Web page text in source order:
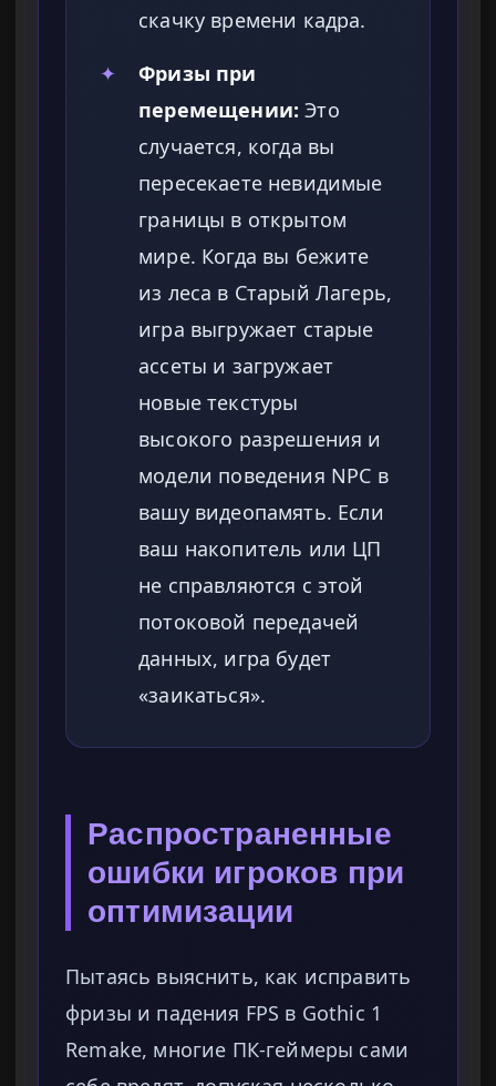
скачку времени кадра.
✦
Фризы при
перемещении: Это
случается, когда вы
пересекаете невидимые
границы в открытом
мире. Когда вы бежите
из леса в Старый Лагерь,
игра выгружает старые
ассеты и загружает
новые текстуры
высокого разрешения и
модели поведения NPC в
вашу видеопамять. Если
ваш накопитель или ЦП
не справляются с этой
потоковой передачей
данных, игра будет
«заикаться».
Распространенные
ошибки игроков при
оптимизации
Пытаясь выяснить, как исправить
фризы и падения FPS в Gothic 1
Remake, многие ПК-геймеры сами